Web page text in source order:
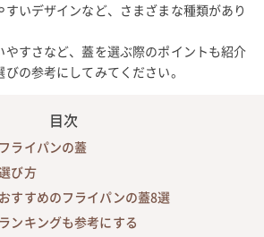
すいデザインなど、さまざまな種類があり
やすさなど、蓋を選ぶ際のポイントも紹介
の参考にしてみてください。
目次
ライパンの蓋
び方
すすめのフライパンの蓋8選
ンキングも参考にする